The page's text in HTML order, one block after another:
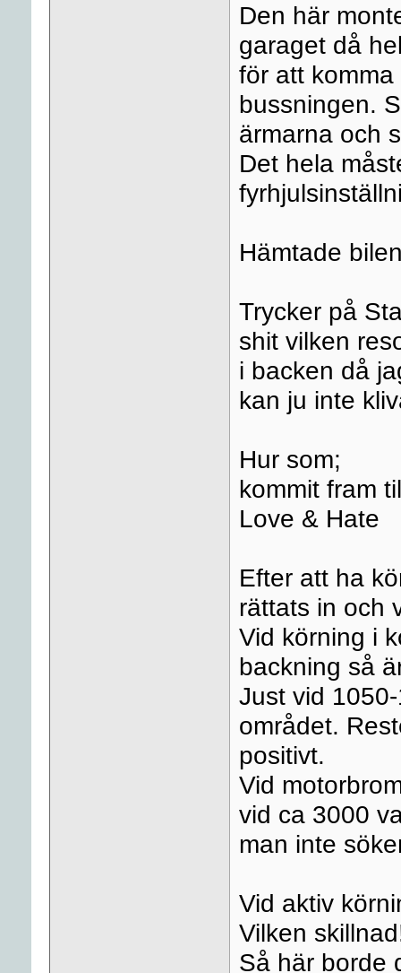
Den här
garaget då
för att
bussningen.
ärmarna och
Det hela
Hämtade
Trycker på
shit vilken
i backen då
kan ju inte
Hur som;
kommit fram
Love & Hate
Efter att ha
rättats in och
Vid körning i
backning så
Just vid
området.
positivt.
Vid
vid ca 3000
man inte
Vid aktiv
Vilken
Så här borde